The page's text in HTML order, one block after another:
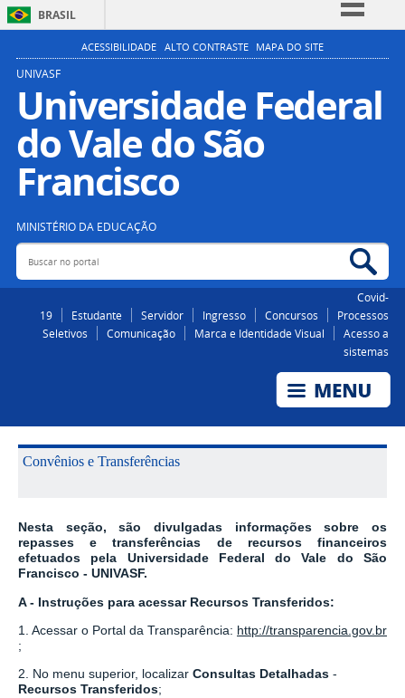
BRASIL
Simplifique!
Participe
Acesso à informação
Legislação
ACESSIBILIDADE ALTO CONTRASTE MAPA DO SITE
UNIVASF
Universidade Federal
do Vale do São
Francisco
MINISTÉRIO DA EDUCAÇÃO
Buscar no portal
Covid-
19
Estudante Servidor Ingresso Concursos
Processos
Seletivos
Comunicação Marca e Identidade Visual
Acesso a
sistemas
Convênios e Transferências
Nesta seção, são divulgadas informações sobre os
repasses e transferências de recursos financeiros
efetuados pela Universidade Federal do Vale do São
Francisco - UNIVASF.
A - Instruções para acessar Recursos Transferidos:
1. Acessar o Portal da Transparência: http://transparencia.gov.br
;
2. No menu superior, localizar Consultas Detalhadas -
Recursos Transferidos;